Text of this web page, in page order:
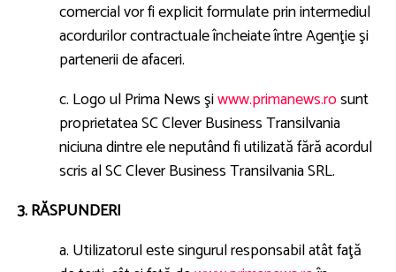
comercial vor fi explicit formulate prin intermediul
acordurilor contractuale încheiate între Agenţie şi
partenerii de afaceri.
c. Logo ul Prima News şiwww.primanews.rosunt
proprietatea SC Clever Business Transilvania
niciuna dintre ele neputând fi utilizată fără acordul
scris al SC Clever Business Transilvania SRL.
3. RĂSPUNDERI
a. Utilizatorul este singurul responsabil atât faţă